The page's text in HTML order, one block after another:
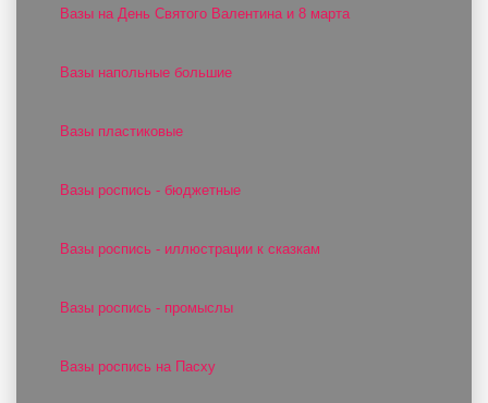
Вазы на День Святого Валентина и 8 марта
Вазы напольные большие
Вазы пластиковые
Вазы роспись - бюджетные
Вазы роспись - иллюстрации к сказкам
Вазы роспись - промыслы
Вазы роспись на Пасху